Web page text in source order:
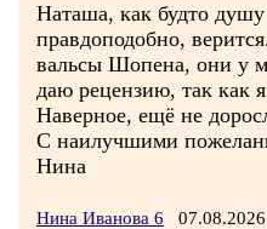
Наташа, как будто
правдоподобно,
вальсы Шопена, они у
даю рецензию, так как
Наверное, ещё не
С наилучшими
Нина
Нина Иванова 6